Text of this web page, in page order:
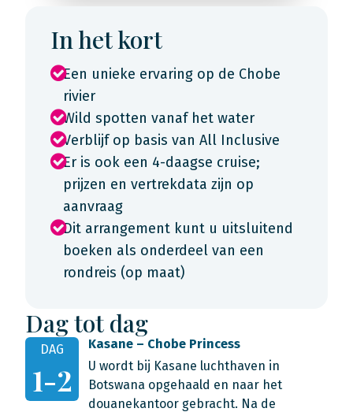
In het kort
Een unieke ervaring op de Chobe
rivier
Wild spotten vanaf het water
Verblijf op basis van All Inclusive
Er is ook een 4-daagse cruise;
prijzen en vertrekdata zijn op
aanvraag
Dit arrangement kunt u uitsluitend
boeken als onderdeel van een
rondreis (op maat)
Dag tot dag
DAG
1-2
Kasane – Chobe Princess
U wordt bij Kasane luchthaven in
Botswana opgehaald en naar het
douanekantoor gebracht. Na de